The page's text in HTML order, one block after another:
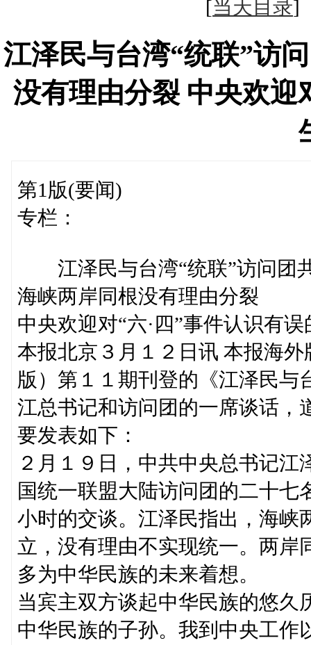
[当天目录
江泽民与台湾“统联”访
没有理由分裂 中央欢迎
第1版(要闻)
专栏：
江泽民与台湾“统联”访问团
海峡两岸同根没有理由分裂
中央欢迎对“六·四”事件认识有
本报北京３月１２日讯 本报海
版）第１１期刊登的《江泽民与
江总书记和访问团的一席谈话，
要发表如下：
２月１９日，中共中央总书记
国统一联盟大陆访问团的二十
小时的交谈。江泽民指出，海峡
立，没有理由不实现统一。两岸
多为中华民族的未来着想。
当宾主双方谈起中华民族的悠久
中华民族的子孙。我到中央工作